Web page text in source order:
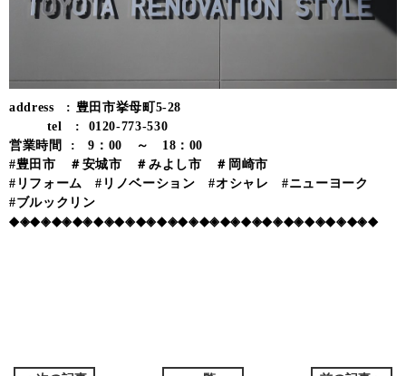
address : 豊田市挙母町5-28
tel : 0120-773-530
営業時間 : 9：00 ～ 18：00
#豊田市 ＃安城市 ＃みよし市 ＃岡崎市
#リフォーム #リノベーション #オシャレ #ニューヨーク
#ブルックリン
◆◈◆◈◆◈◆◈◆◈◆◈◆◈◆◈◆◈◆◈◆◈◆◈◆◈◆◈◆◈◆◈◆◈◆